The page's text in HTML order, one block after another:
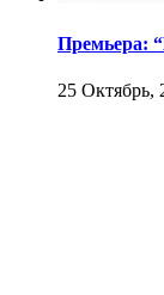
Премьера:
25 Октябрь,